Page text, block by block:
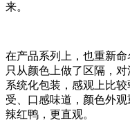
来。
在产品系列上，也重新命
只从颜色上做了区隔，
系统化包装，感观上比
受、口感味道，颜色外观
辣红鸭，更直观。